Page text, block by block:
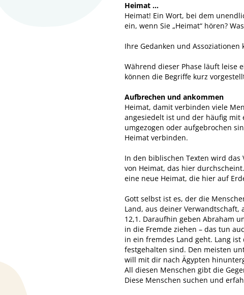
Heimat …
Heimat! Ein Wort, bei dem
ein, wenn Sie „Heimat“ hören?
Ihre Gedanken und
Während dieser Phase läuft leise
können die Begriffe kurz
Aufbrechen und ankommen
Heimat, damit verbinden viele
angesiedelt ist und der häufig mit
umgezogen oder aufgebrochen
Heimat verbinden.
In den biblischen Texten wird
von Heimat, das hier
eine neue Heimat, die hier auf
Gott selbst ist es, der die
Land, aus deiner Verwandtschaft,
12,1. Daraufhin geben Abraham
in die Fremde ziehen – das tun
in ein fremdes Land geht. Lang
festgehalten sind. Den meisten
will mit dir nach Ägypten
All diesen Menschen gibt die
Diese Menschen suchen und